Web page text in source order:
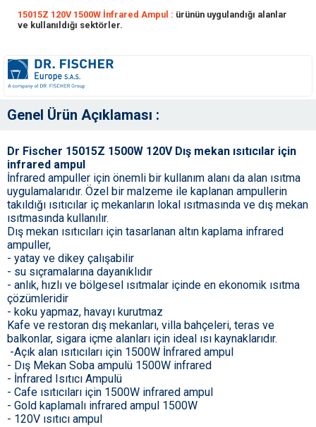
15015Z 120V 1500W İnfrared Ampul : ürünün uygulandığı alanlar
ve kullanıldığı sektörler.
Genel Ürün Açıklaması :
Dr Fischer 15015Z 1500W 120V Dış mekan ısıtıcılar için
infrared ampul
İnfrared ampuller için önemli bir kullanım alanı da alan ısıtma
uygulamalarıdır. Özel bir malzeme ile kaplanan ampullerin
takıldığı ısıtıcılar iç mekanların lokal ısıtmasında ve dış mekan
ısıtmasında kullanılır.
Dış mekan ısıtıcıları için tasarlanan altın kaplama infrared
ampuller,
- yatay ve dikey çalışabilir
- su sıçramalarına dayanıklıdır
- anlık, hızlı ve bölgesel ısıtmalar içinde en ekonomik ısıtma
çözümleridir
- koku yapmaz, havayı kurutmaz
Kafe ve restoran dış mekanları, villa bahçeleri, teras ve
balkonlar, sigara içme alanları için ideal ısı kaynaklarıdır.
-Açık alan ısıtıcıları için 1500W İnfrared ampul
- Dış Mekan Soba ampulü 1500W infrared
- İnfrared Isıtıcı Ampulü
- Cafe ısıtıcıları için 1500W infrared ampul
- Gold kaplamalı infrared ampul 1500W
- 120V ısıtıcı ampul